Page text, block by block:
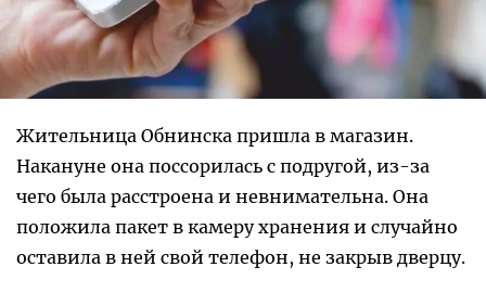
Жительница Обнинска пришла в магазин.
Накануне она поссорилась с подругой, из-за
чего была расстроена и невнимательна. Она
положила пакет в камеру хранения и случайно
оставила в ней свой телефон, не закрыв дверцу.